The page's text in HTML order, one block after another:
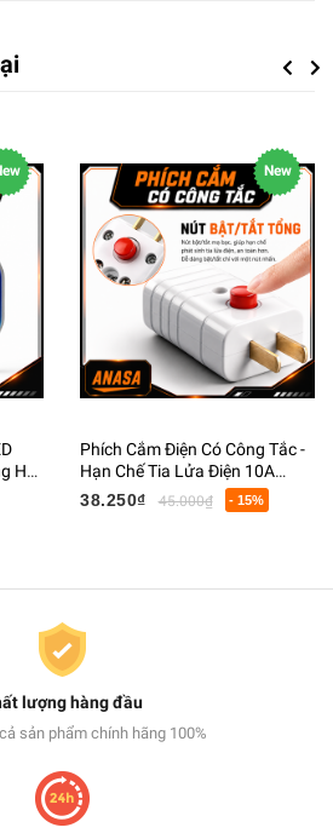
Previous
Hồ
New
Phích Cắm Điện Có Công Tắc -
Hạn Chế Tia Lửa Điện 10A
250VCC
38.250₫ 45.000₫ - 15%
Next
lượng hàng đầu
sản phẩm chính hãng 100%